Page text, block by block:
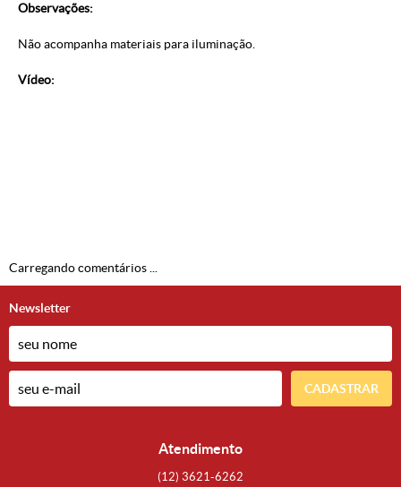
Observações:
Não acompanha materiais para iluminação.
Vídeo:
Carregando comentários ...
Newsletter
CADASTRAR
Atendimento
(12) 3621-6262